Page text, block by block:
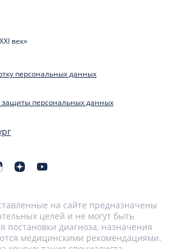
век»
персональных данных
защиты персональных данных
на сайте предназначены
целей и не могут быть
постановки диагноза, назначения
медицинскими рекомендациями.